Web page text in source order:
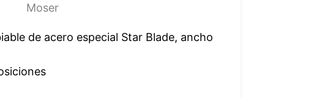
Moser
de acero especial Star Blade, ancho